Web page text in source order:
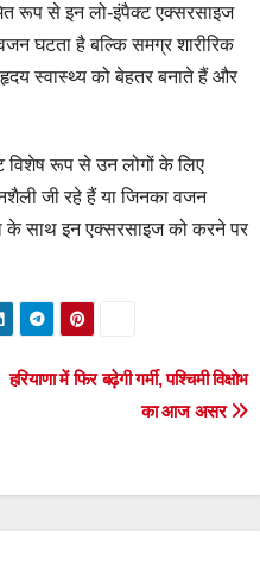
रूप से इन लो-इंपैक्ट एक्सरसाइज
घटता है बल्कि समग्र शारीरिक
हृदय स्वास्थ्य को बेहतर बनाते हैं और
विशेष रूप से उन लोगों के लिए
जी रहे हैं या जिनका वजन
के साथ इन एक्सरसाइज को करने पर
हरियाणा में फिर बढ़ेगी गर्मी, पश्चिमी विक्षोभ
का आज असर